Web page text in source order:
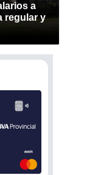
a
regular y